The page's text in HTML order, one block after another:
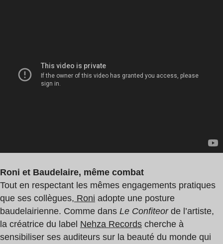
Roni et Baudelaire, même combat
Tout en respectant les mêmes engagements pratiques
que ses collègues, Roni adopte une posture
baudelairienne. Comme dans Le Confiteorde l’artiste,
la créatrice du label Nehza Records cherche à
sensibiliser ses auditeurs sur la beauté du monde qui